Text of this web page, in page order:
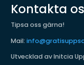
Kontakta
Tipsa oss gärna!
Mail:
Utvecklad av Initcia